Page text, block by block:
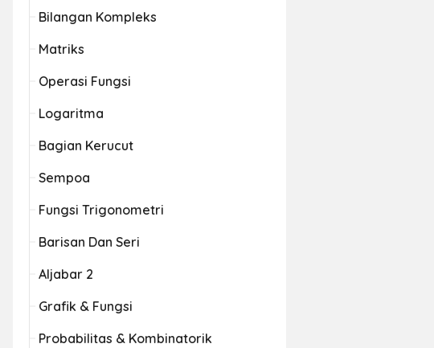
Bilangan Kompleks
Matriks
Operasi Fungsi
Logaritma
Bagian Kerucut
Sempoa
Fungsi Trigonometri
Barisan Dan Seri
Aljabar 2
Grafik & Fungsi
Probabilitas & Kombinatorik